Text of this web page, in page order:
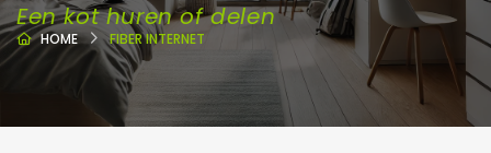
Een kot huren of delen
HOME FIBER INTERNET